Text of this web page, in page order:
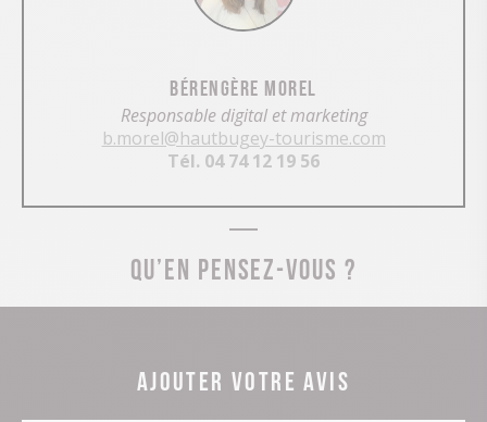
Bérengère Morel
Responsable digital et marketing
b.morel@hautbugey-tourisme.com
Tél. 04 74 12 19 56
Qu’en pensez-vous ?
Ajouter votre avis